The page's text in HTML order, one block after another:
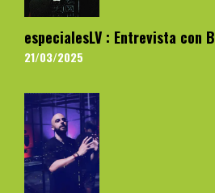
especialesLV : Entrevista con
21/03/2025